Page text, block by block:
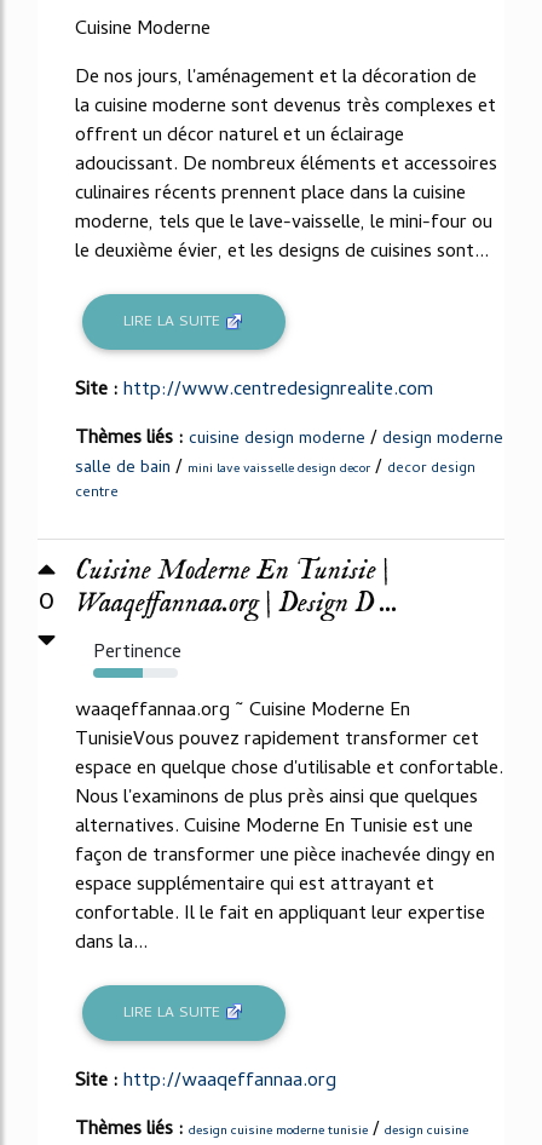
Cuisine Moderne
De nos jours, l'aménagement et la décoration de
la cuisine moderne sont devenus très complexes et
offrent un décor naturel et un éclairage
adoucissant. De nombreux éléments et accessoires
culinaires récents prennent place dans la cuisine
moderne, tels que le lave-vaisselle, le mini-four ou
le deuxième évier, et les designs de cuisines sont...
LIRE LA SUITE
Site :http://www.centredesignrealite.com
Thèmes liés : cuisine design moderne /design moderne
salle de bain / mini lave vaisselle design decor / decor design
centre
0
Cuisine Moderne En Tunisie |
Waaqeffannaa.org | Design D ...
Pertinence
58%
waaqeffannaa.org ~ Cuisine Moderne En
TunisieVous pouvez rapidement transformer cet
espace en quelque chose d'utilisable et confortable.
Nous l'examinons de plus près ainsi que quelques
alternatives. Cuisine Moderne En Tunisie est une
façon de transformer une pièce inachevée dingy en
espace supplémentaire qui est attrayant et
confortable. Il le fait en appliquant leur expertise
dans la...
LIRE LA SUITE
Site :http://waaqeffannaa.org
Thèmes liés : design cuisine moderne tunisie / design cuisine